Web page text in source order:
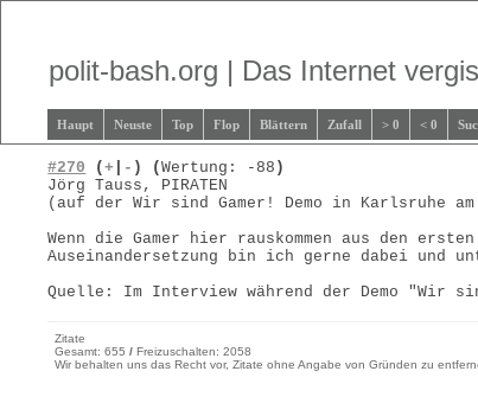
polit-bash.org | Das Internet
Haupt Neuste Top Flop Blättern Zufall > 0 < 0
#270 (+ - ) (Wertung: -88 )
Jörg Tauss, PIRATEN
(auf der Wir sind Gamer! Demo in Karlsruhe
Wenn die Gamer hier rauskommen aus den
Auseinandersetzung bin ich gerne dabei und
Quelle: Im Interview während der Demo "Wir
Zitate
Gesamt: 655/ Freizuschalten: 2058
Wir behalten uns das Recht vor, Zitate ohne Angabe von Gründen zu